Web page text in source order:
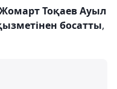
Тоқаев Ауыл
босатты,